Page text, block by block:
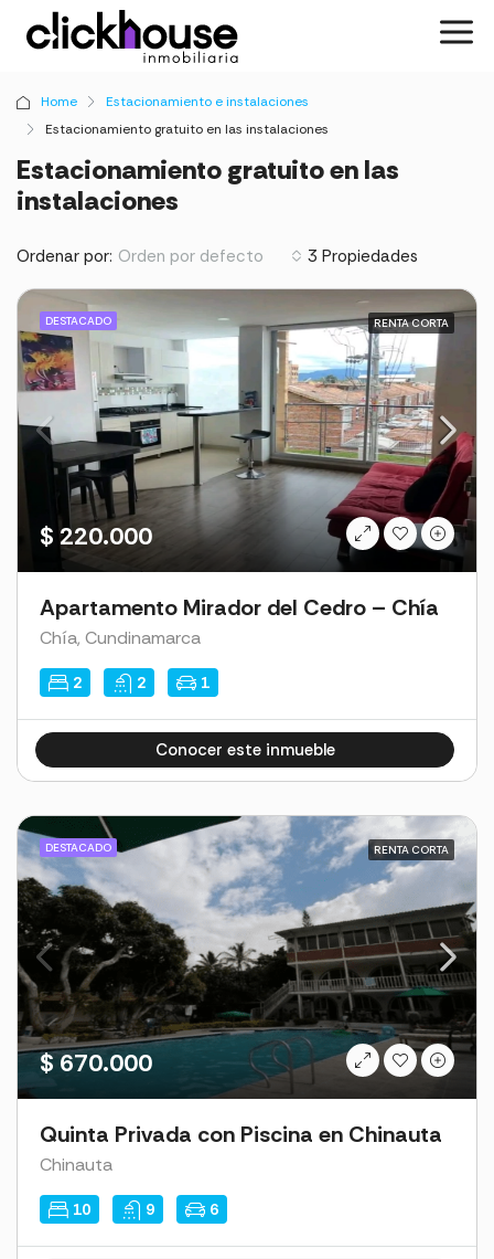
Home
Estacionamiento e instalaciones
Estacionamiento gratuito en las instalaciones
Estacionamiento gratuito en las
instalaciones
3 Propiedades
Ordenar por: Orden por defecto
DESTACADO RENTA CORTA
$ 220.000
Apartamento Mirador del Cedro – Chía
Chía, Cundinamarca
2 2 1
Conocer este inmueble
Cl1ck4dmin2023Hous3
DESTACADO RENTA CORTA
$ 670.000
Quinta Privada con Piscina en Chinauta
Chinauta
10 9 6